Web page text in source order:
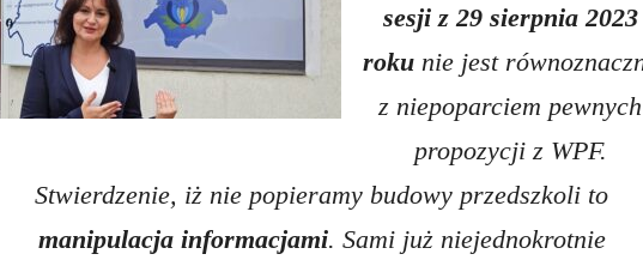
sesji z 29 sierpnia 2023
rokunie jest
z niepoparciem pewnych
propozycji z WPF.
Stwierdzenie, iż nie popieramy budowy przedszkoli to
manipulacja informacjami. Sami już niejednokrotnie